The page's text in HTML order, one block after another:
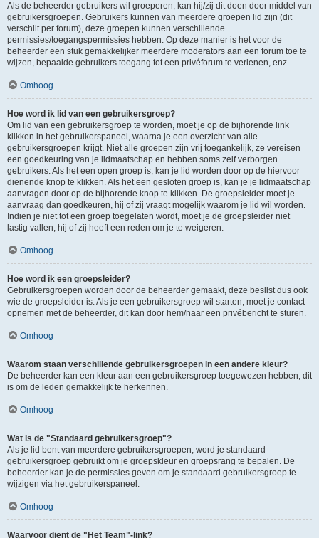
Als de beheerder gebruikers wil groeperen, kan hij/zij dit doen door middel van
gebruikersgroepen. Gebruikers kunnen van meerdere groepen lid zijn (dit
verschilt per forum), deze groepen kunnen verschillende
permissies/toegangspermissies hebben. Op deze manier is het voor de
beheerder een stuk gemakkelijker meerdere moderators aan een forum toe te
wijzen, bepaalde gebruikers toegang tot een privéforum te verlenen, enz.
Omhoog
Hoe word ik lid van een gebruikersgroep?
Om lid van een gebruikersgroep te worden, moet je op de bijhorende link
klikken in het gebruikerspaneel, waarna je een overzicht van alle
gebruikersgroepen krijgt. Niet alle groepen zijn vrij toegankelijk, ze vereisen
een goedkeuring van je lidmaatschap en hebben soms zelf verborgen
gebruikers. Als het een open groep is, kan je lid worden door op de hiervoor
dienende knop te klikken. Als het een gesloten groep is, kan je je lidmaatschap
aanvragen door op de bijhorende knop te klikken. De groepsleider moet je
aanvraag dan goedkeuren, hij of zij vraagt mogelijk waarom je lid wil worden.
Indien je niet tot een groep toegelaten wordt, moet je de groepsleider niet
lastig vallen, hij of zij heeft een reden om je te weigeren.
Omhoog
Hoe word ik een groepsleider?
Gebruikersgroepen worden door de beheerder gemaakt, deze beslist dus ook
wie de groepsleider is. Als je een gebruikersgroep wil starten, moet je contact
opnemen met de beheerder, dit kan door hem/haar een privébericht te sturen.
Omhoog
Waarom staan verschillende gebruikersgroepen in een andere kleur?
De beheerder kan een kleur aan een gebruikersgroep toegewezen hebben, dit
is om de leden gemakkelijk te herkennen.
Omhoog
Wat is de "Standaard gebruikersgroep"?
Als je lid bent van meerdere gebruikersgroepen, word je standaard
gebruikersgroep gebruikt om je groepskleur en groepsrang te bepalen. De
beheerder kan je de permissies geven om je standaard gebruikersgroep te
wijzigen via het gebruikerspaneel.
Omhoog
Waarvoor dient de "Het Team"-link?